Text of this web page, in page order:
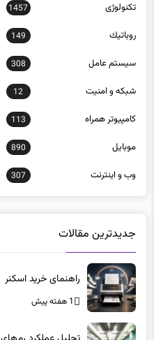
تکنولوژی 1457
روباتيك 149
سيستم عامل 308
شبكه و امنيت 12
كامپيوتر همراه 113
موبايل 890
وب و اينترنت 307
جدیدترین مقالات
راهنمای خرید اسکنر
1 هفته پیش